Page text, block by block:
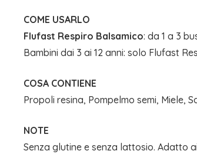
COME USARLO
Flufast Respiro Balsamico: da 1 a 3
Bambini dai 3 ai 12 anni: solo Flufast
COSA CONTIENE
Propoli resina, Pompelmo semi, Miele,
NOTE
Senza glutine e senza lattosio. Adatto